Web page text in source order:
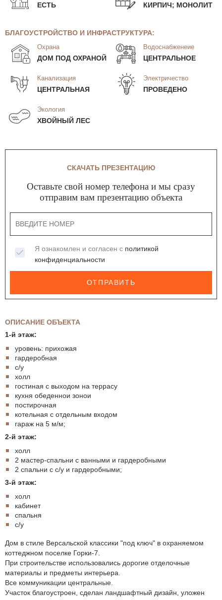
ЕСТЬ КИРПИЧ; МОНОЛИТ
БЛАГОУСТРОЙСТВО И ИНФРАСТРУКТУРА:
Охрана
ДОМ ПОД ОХРАНОЙ
Водоснабженеие
ЦЕНТРАЛЬНОЕ
Канализация
ЦЕНТРАЛЬНАЯ
Электричество
ПРОВЕДЕНО
Экология
ХВОЙНЫЙ ЛЕС
ОПИСАНИЕ ОБЪЕКТА
1-й этаж:
уровень: прихожая
гардеробная
с/у
холл
гостиная с выходом на террасу
кухня обеденнои зонои
постирочная
котельная с отдельным входом
гараж на 5 м/м;
2-й этаж:
холл
2 мастер-спальни с ванными и гардеробными
2 спальни с с/у и гардеробными;
3-й этаж:
холл
кабинет
спальня
с/у
Дом в стиле Версальской классики "под ключ" в охраняемом
коттеджном поселке Горки-7.
При строительстве использовались дорогие отделочные
материалы и предметы интерьера.
Все коммуникации центральные.
Участок благоустроен, сделан ландшафтный дизайн, уложен
СКАЧАТЬ ПРЕЗЕНТАЦИЮ
Оставьте свой номер телефона и мы сразу
отправим вам презентацию объекта
Я ознакомлен и согласен с политикой
конфиденциальности
ОТПРАВИТЬ